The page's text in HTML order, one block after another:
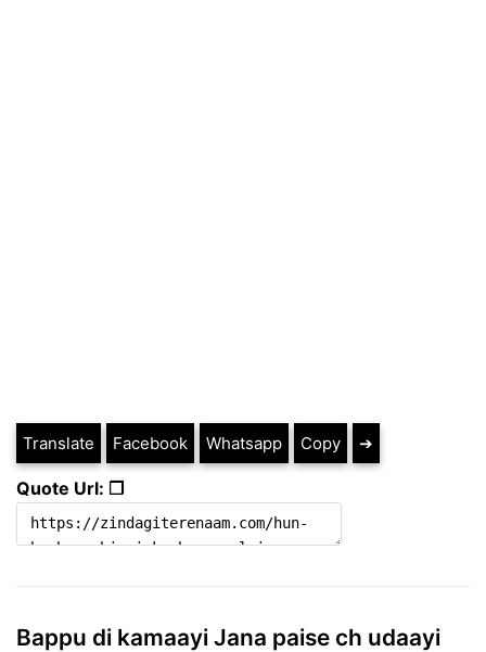
Translate Facebook Whatsapp Copy ➔
Quote Url: ❐
Bappu di kamaayi Jana paise ch udaayi